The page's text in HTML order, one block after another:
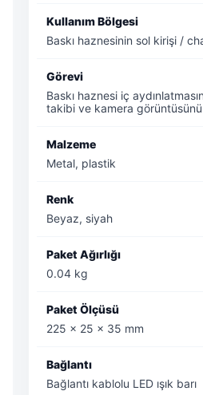
Kullanım Bölgesi
Baskı haznesinin sol kirişi /
Görevi
Baskı haznesi iç
takibi ve kamera
Malzeme
Metal, plastik
Renk
Beyaz, siyah
Paket Ağırlığı
0.04 kg
Paket Ölçüsü
225 × 25 × 35 mm
Bağlantı
Bağlantı kablolu LED ışık barı